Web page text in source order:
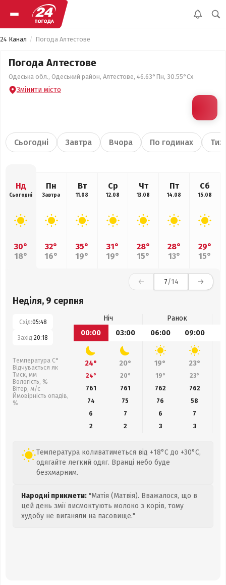
24 Канал Погода Алтестове
Погода Алтестове
Одеська обл., Одеський район, Алтестове, 46.63°Пн, 30.55°Сх
Змінити місто
Сьогодні Завтра Вчора По годинах
Нд
Сьогодні
30°
18°
Пн
Завтра
32°
16°
Вт
11.08
35°
19°
Ср
12.08
31°
19°
Чт
13.08
28°
15°
Пт
14.08
28°
13°
Сб
15.08
29°
15°
7/14
Неділя, 9 серпня
Схід:05:48
Захід:20:18
Температура С°
Відчувається як
Тиск, мм
Вологість, %
Вітер, м/с
Ймовірність опадів,
%
Ніч
Ранок
00:00
03:00 06:00 09:00
24° 20° 19° 23°
24° 20° 19° 23°
761
761 762 762
74
75 76 58
6
7 6
7
2
2 3 3
Температура коливатиметься від +18°C до +30°C,
одягайте легкий одяг. Вранці небо буде
безхмарним.
Народні прикмети: "Матія (Матвія). Вважалося, що в
цей день змії висмоктують молоко з корів, тому
худобу не виганяли на пасовище."